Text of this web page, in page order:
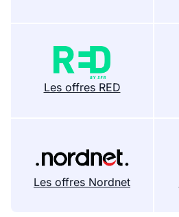
Les offres RED
Les offres Nordnet